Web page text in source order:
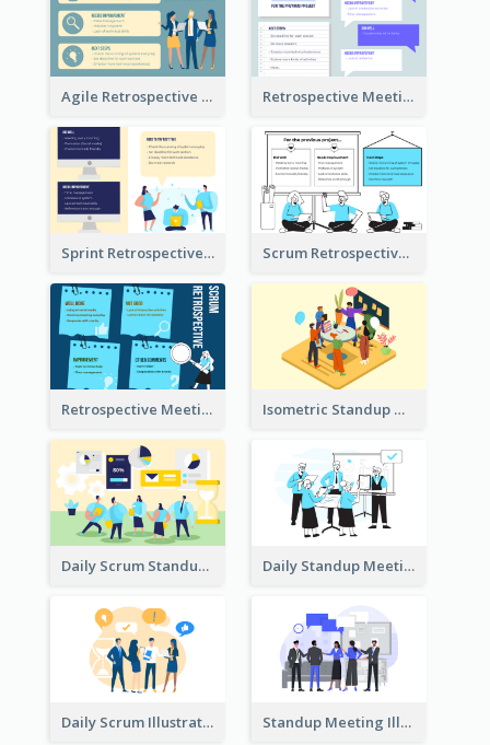
Agile Retrospective Template Retrospective Meeting Questions
Sprint Retrospective Illustration Scrum Retrospective Meeting Illustration
Retrospective Meeting Ideas Isometric Standup Meeting Illustration
Daily Scrum Standup Meeting Illustration Daily Standup Meeting Illustration
Daily Scrum Illustration Standup Meeting Illustration